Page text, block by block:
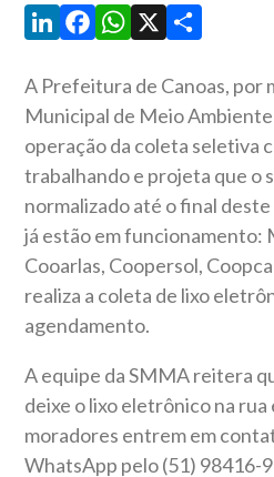
LinkedIn
Facebook
WhatsApp
X Share
A Prefeitura de Canoas, por
Municipal de Meio
operação da coleta seletiva
trabalhando e projeta que o
normalizado até o final
já estão em funcionamento:
Cooarlas, Coopersol,
realiza a coleta de lixo
agendamento.
A equipe da SMMA reitera
deixe o lixo eletrônico na rua
moradores entrem em
WhatsApp pelo (51) 98416-